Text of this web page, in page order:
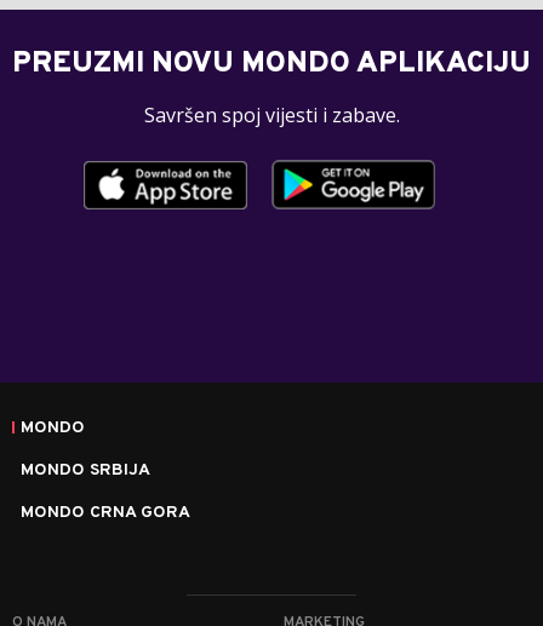
PREUZMI NOVU MONDO APLIKACIJU
Savršen spoj vijesti i zabave.
MONDO
MONDO SRBIJA
MONDO CRNA GORA